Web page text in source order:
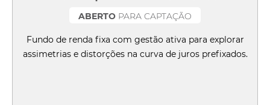
ABERTO PARA CAPTAÇÃO
Fundo de renda fixa com gestão ativa para explorar
assimetrias e distorções na curva de juros prefixados.